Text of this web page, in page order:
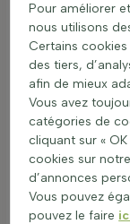
la résistance au
type de sol. Il est
abrité pour
Ce conifère
condition qu'ils
nuire à sa
rétention d'eau.
abri pour les
comme les
période de
fleurs jaunes et
Pour améliorer
nous utilisons
Certains
des tiers,
afin de mieux
Vous avez
catégories de
cliquant sur «
cookies sur
d’annonces
Vous pouvez
pouvez le faire